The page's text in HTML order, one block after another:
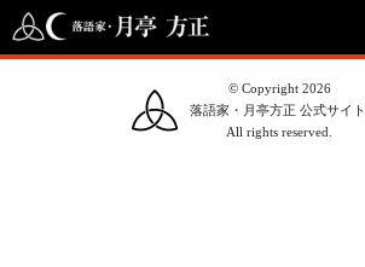
© Copyright 2026
落語家・月亭方正 公式サイト.
All rights reserved.